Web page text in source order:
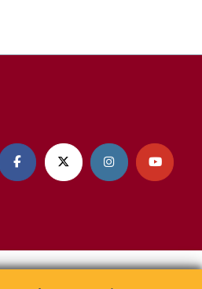
   